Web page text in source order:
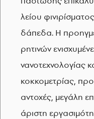
λείου
δάπεδα. Η
ρητινών
νανοτεχνολογίας
κοκκομετρίας,
αντοχές, μεγάλη
άριστη